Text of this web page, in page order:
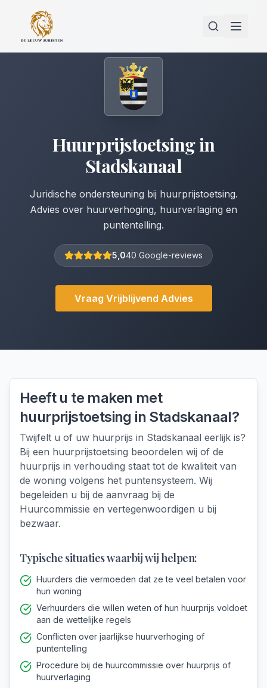
Huurprijstoetsingin
Stadskanaal
Juridische ondersteuning bij huurprijstoetsing.
Advies over huurverhoging, huurverlaging en
puntentelling.
5,040 Google-reviews
Vraag Vrijblijvend Advies
Heeft u te maken met
huurprijstoetsing in Stadskanaal?
Twijfelt u of uw huurprijs in Stadskanaal eerlijk is?
Bij een huurprijstoetsing beoordelen wij of de
huurprijs in verhouding staat tot de kwaliteit van
de woning volgens het puntensysteem. Wij
begeleiden u bij de aanvraag bij de
Huurcommissie en vertegenwoordigen u bij
bezwaar.
Typische situaties waarbij wij helpen:
Huurders die vermoeden dat ze te veel betalen voor
hun woning
Verhuurders die willen weten of hun huurprijs voldoet
aan de wettelijke regels
Conflicten over jaarlijkse huurverhoging of
puntentelling
Procedure bij de huurcommissie over huurprijs of
huurverlaging